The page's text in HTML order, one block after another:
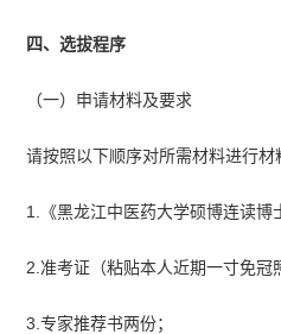
四、选拔程序
（一）申请材料及要求
请按照以下顺序对所需材料进行材
1.《黑龙江中医药大学硕博连读博
2.准考证（粘贴本人近期一寸免冠
3.专家推荐书两份；